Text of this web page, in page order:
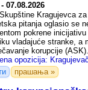
07.08.2026
Kragujevca
pitanja oglasio se
pokrene
vladajuće stranke, a
korupcije (ASK).
прашања »